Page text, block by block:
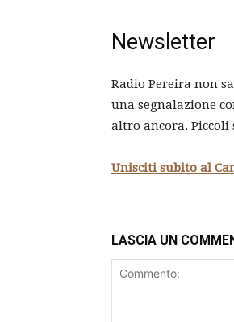
Newsletter
Radio Pereira non
una segnalazione
altro ancora. Piccoli
Unisciti subito al
LASCIA UN